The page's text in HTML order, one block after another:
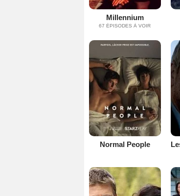
Millennium
67 ÉPISODES À VOIR
Normal People